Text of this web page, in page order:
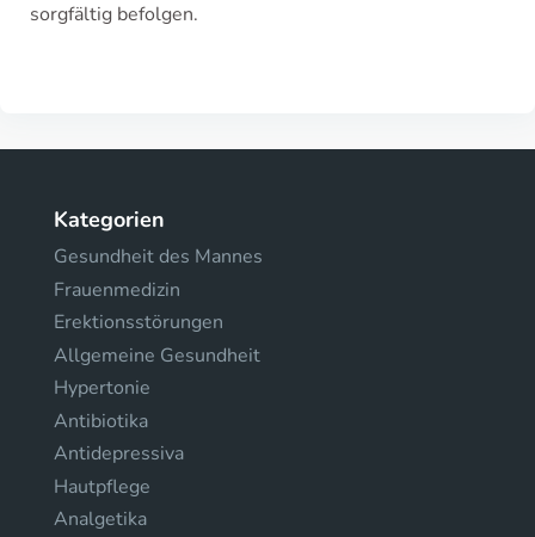
sorgfältig befolgen.
Kategorien
Gesundheit des Mannes
Frauenmedizin
Erektionsstörungen
Allgemeine Gesundheit
Hypertonie
Antibiotika
Antidepressiva
Hautpflege
Analgetika